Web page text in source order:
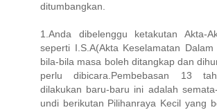
ditumbangkan.
1.Anda dibelenggu ketakutan Akta-
seperti I.S.A(Akta Keselamatan
bila-bila masa boleh ditangkap dan
perlu dibicara.Pembebasan 13
dilakukan baru-baru ini adalah
undi berikutan Pilihanraya Kecil yang